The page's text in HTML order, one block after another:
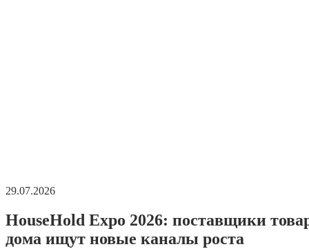
29.07.2026
HouseHold Expo 2026: поставщики
дома ищут новые каналы роста